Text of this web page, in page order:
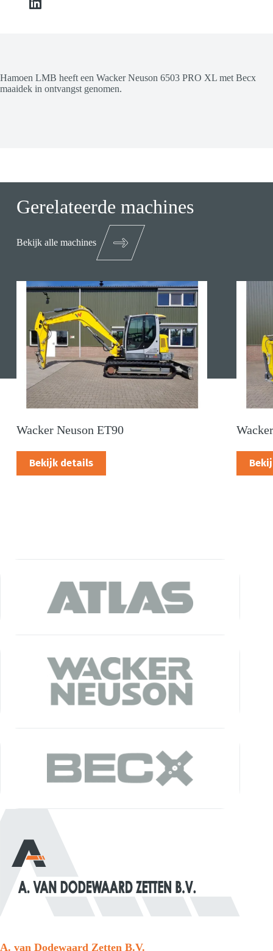
Hamoen LMB heeft een Wacker Neuson 6503 PRO XL met Becx
maaidek in ontvangst genomen.
Gerelateerde machines
Bekijk alle machines
Wacker Neuson ET90
Bekijk details
A. van Dodewaard Zetten B.V.